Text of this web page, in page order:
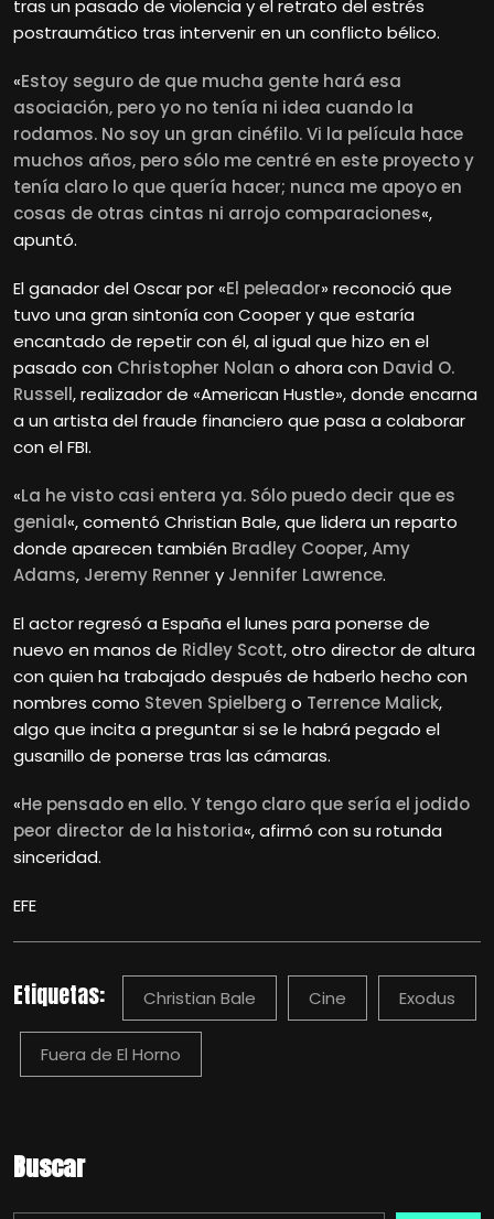
tras un pasado de violencia y el retrato del estrés
postraumático tras intervenir en un conflicto bélico.
«Estoy seguro de que mucha gente hará esa
asociación, pero yo no tenía ni idea cuando la
rodamos. No soy un gran cinéfilo. Vi la película hace
muchos años, pero sólo me centré en este proyecto y
tenía claro lo que quería hacer; nunca me apoyo en
cosas de otras cintas ni arrojo comparaciones«,
apuntó.
El ganador del Oscar por «El peleador» reconoció que
tuvo una gran sintonía con Cooper y que estaría
encantado de repetir con él, al igual que hizo en el
pasado con Christopher Nolan o ahora con David O.
Russell, realizador de «American Hustle», donde encarna
a un artista del fraude financiero que pasa a colaborar
con el FBI.
«La he visto casi entera ya. Sólo puedo decir que es
genial«, comentó Christian Bale, que lidera un reparto
donde aparecen también Bradley Cooper,Amy
Adams, Jeremy Renner y Jennifer Lawrence.
El actor regresó a España el lunes para ponerse de
nuevo en manos de Ridley Scott, otro director de altura
con quien ha trabajado después de haberlo hecho con
nombres como Steven Spielberg o Terrence Malick,
algo que incita a preguntar si se le habrá pegado el
gusanillo de ponerse tras las cámaras.
«He pensado en ello. Y tengo claro que sería el jodido
peor director de la historia«, afirmó con su rotunda
sinceridad.
EFE
Etiquetas: Christian Bale Cine Exodus
Fuera de El Horno
Buscar